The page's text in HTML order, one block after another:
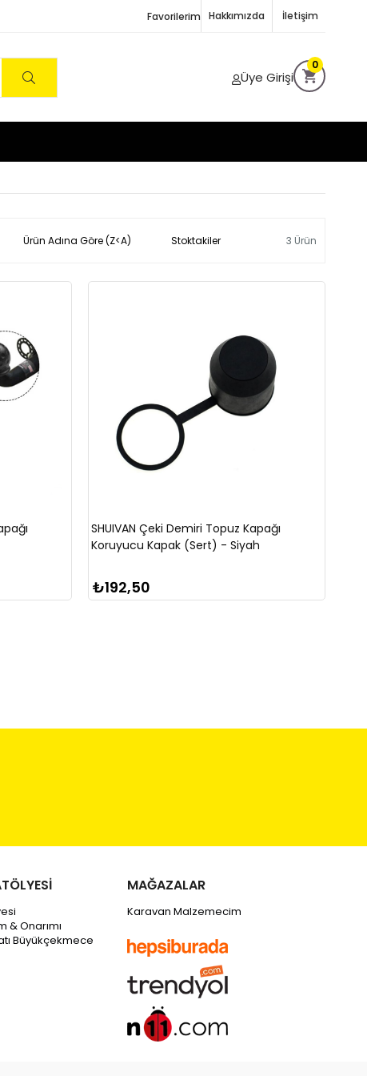
Favorilerim Hakkımızda İletişim
Üye Girişi
0
Ürün Adına Göre (Z<A) Stoktakiler 3 Ürün
SHUIVAN Çeki Demiri Topuz Kapağı
Koruyucu Kapak (Sert) - Siyah
₺192,50
& Onarımı
Büyükçekmece
MAĞAZALAR
Karavan Malzemecim